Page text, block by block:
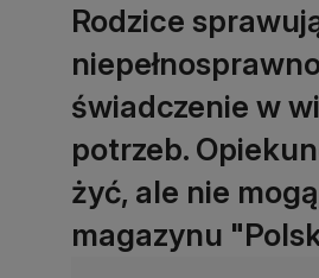
Rodzice
świadczenie w
potrzeb.
żyć, ale nie
magazynu